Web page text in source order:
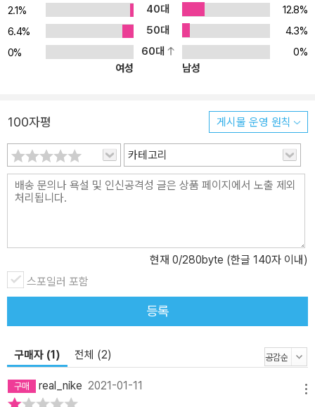
떠나 창업자 혹은 구성원은 스타트업을 통해 급성장할 수 있다. 심지
어 스타트업이 실패해 이직하더라고 실무적인 역량이 급속히 향상됐
기 때문에 대기업에서 높은 연봉을 받을 수 있다! 창업자는, 창업자 가
족은, 스타트업의 성공과 실패를 이야기하기보다 창업자 스스로 많이
대해, 2∼4장에서는 한국의 스타트업을 각각 ‘사람, 업, 자금’의 측면
아한형제들 등 4개 스타트업의 초창기 실제 사례를 소개해 독자들이
‘사람, 업, 자금’이 현장에서 구체적으로 어떻게 작동하는지 좀 더 쉽
게 이해하도록 했다. 스타트업의 3가지 역설적 진실! 1. 스타트업의
2.1%
40대
12.8%
6.4%
50대
4.3%
0%
60대
0%
여성
남성
100자평 게시물 운영 원칙
카테고리
현재 0/280byte (한글 140자 이내)
스포일러 포함
등록
구매자 (1) 전체 (2)
real_nike 2021-01-11